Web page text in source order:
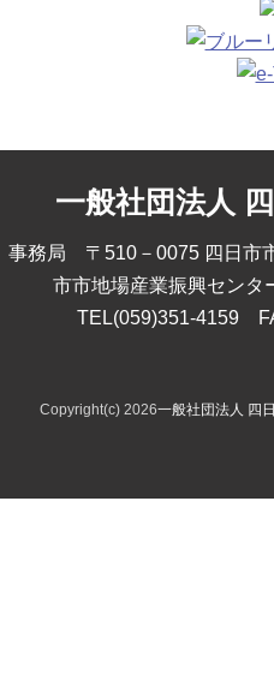
一般社団法人
事務局 〒510－0075 四日市
市市地場産業振興セン
TEL(059)351-4159
Copyright(c) 2026一般社団法人 四